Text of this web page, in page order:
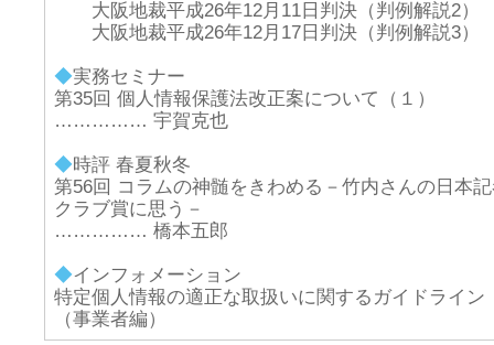
大阪地裁平成26年12月11日判決（判例解説2）
大阪地裁平成26年12月17日判決（判例解説3）
◆実務セミナー
第35回 個人情報保護法改正案について（１）
…………… 宇賀克也
◆時評 春夏秋冬
第56回 コラムの神髄をきわめる－竹内さんの日本
クラブ賞に思う－
…………… 橋本五郎
◆インフォメーション
特定個人情報の適正な取扱いに関するガイドライン
（事業者編）